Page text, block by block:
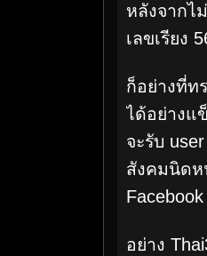
t
หลังจากไ
เลขเรียง
ก็อย่างที่ท
ได้อย่างแ
จะรับ
สังคมนิดห
อย่าง